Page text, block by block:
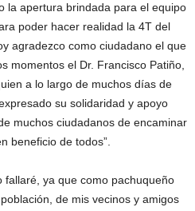
la apertura brindada para el equipo
poder hacer realidad la 4T del
agradezco como ciudadano el que
momentos el Dr. Francisco Patiño,
a lo largo de muchos días de
su solidaridad y apoyo
muchos ciudadanos de encaminar
beneficio de todos”.
fallaré, ya que como pachuqueño
de mis vecinos y amigos